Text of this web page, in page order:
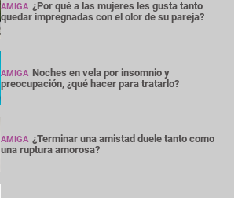
AMIGA ¿Por qué a las mujeres les gusta tanto
quedar impregnadas con el olor de su pareja?
AMIGA Noches en vela por insomnio y
preocupación, ¿qué hacer para tratarlo?
AMIGA ¿Terminar una amistad duele tanto como
una ruptura amorosa?